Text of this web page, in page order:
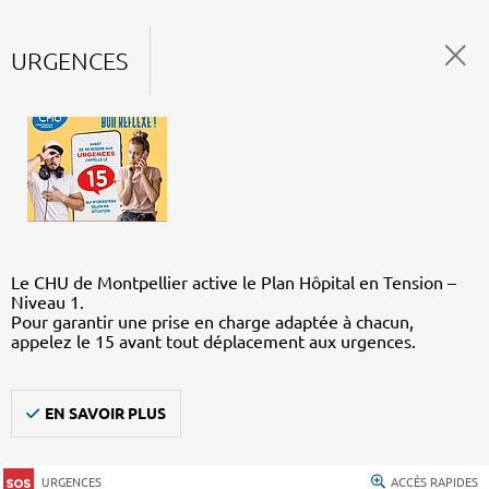
URGENCES
Le CHU de Montpellier active le Plan Hôpital en Tension –
Niveau 1.
Pour garantir une prise en charge adaptée à chacun,
appelez le 15 avant tout déplacement aux urgences.
EN SAVOIR PLUS
URGENCES ACCÈS RAPIDES